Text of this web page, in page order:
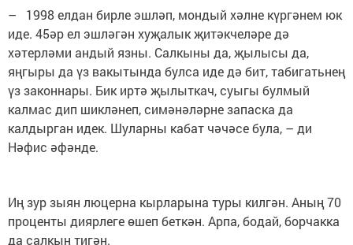
– 1998 елдан бирле эшләп, мондый хәлне күргәнем юк
иде. 45әр ел эшләгән хуҗалык җитәкчеләре дә
хәтерләми андый язны. Салкыны да, җылысы да,
яңгыры да үз вакытында булса иде дә бит, табигатьнең
үз законнары. Бик иртә җылыткач, суыгы булмый
калмас дип шикләнеп, симәнәләрне запаска да
калдырган идек. Шуларны кабат чәчәсе була, – ди
Нәфис әфәнде.
Иң зур зыян люцерна кырларына туры килгән. Аның 70
проценты диярлеге өшеп беткән. Арпа, бодай, борчакка
да салкын тигән.